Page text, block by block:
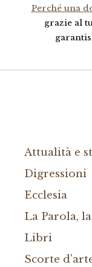
Perché una
grazie al
Attualità e
Digressioni
Ecclesia
La Parola,
Libri
Scorte